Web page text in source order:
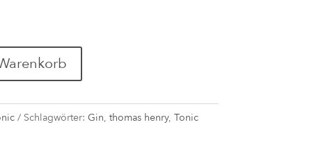
Schlagwörter: Gin, thomas henry, Tonic